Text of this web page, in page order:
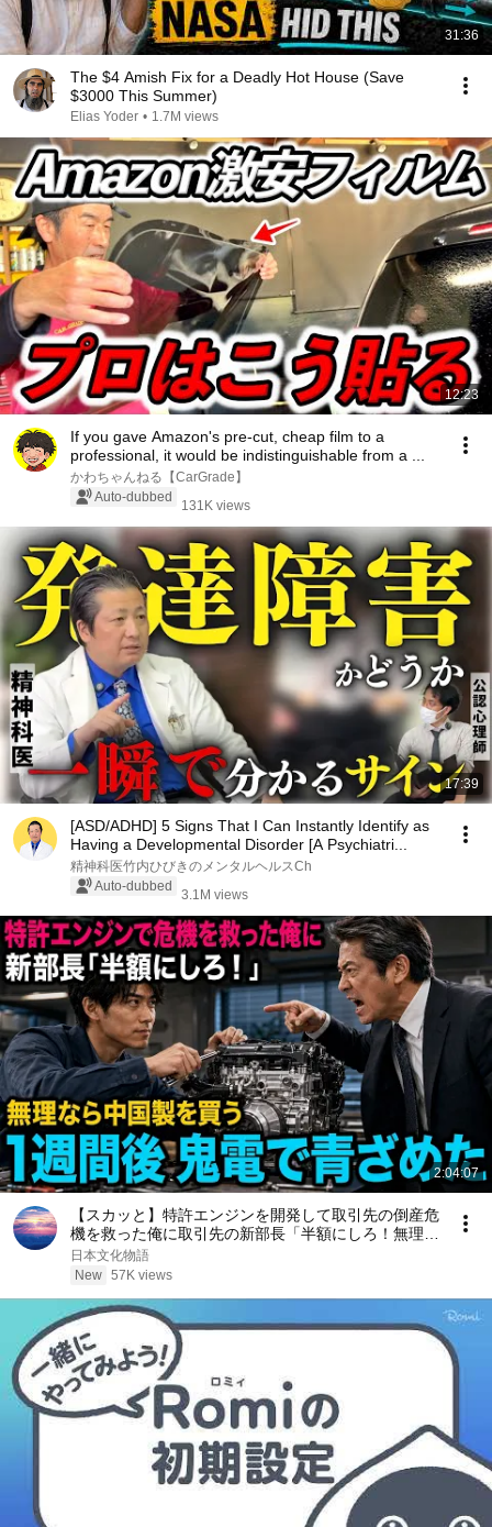
31:36
The $4 Amish Fix for a Deadly Hot House (Save
$3000 This Summer)
Elias Yoder • 1.7M views
12:23
If you gave Amazon's pre-cut, cheap film to a
professional, it would be indistinguishable from a ...
かわちゃんねる【CarGrade】
Auto-dubbed
131K views
17:39
[ASD/ADHD] 5 Signs That I Can Instantly Identify as
Having a Developmental Disorder [A Psychiatri...
精神科医竹内ひびきのメンタルヘルスCh
Auto-dubbed
3.1M views
2:04:07
【スカッと】特許エンジンを開発して取引先の倒産危
機を救った俺に取引先の新部長「半額にしろ！無理な
ら中国製を買う」1週間後、部長から鬼電→俺「お宅
の競合と5倍で独占契約済みです」
日本文化物語
New 57K views